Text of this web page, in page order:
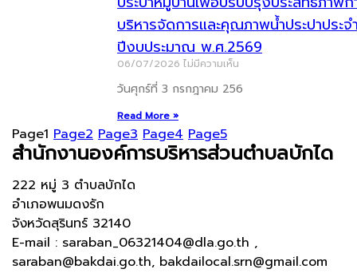
บริหารจัดการและคุณภาพน้ำประปาประจ
ปีงบประมาณ พ.ศ.2569
06/07/2026 ไม่มีความเห็น
วันศุกร์ที่ 3 กรกฎาคม 256
Read More »
Page1 Page2 Page3 Page4 Page5
สำนักงานองค์การบริหารส่วนตำบลบักได
222 หมู่ 3 ตำบลบักได
อำเภอพนมดงรัก
จังหวัดสุรินทร์ 32140
E-mail : saraban_06321404@dla.go.th ,
saraban@bakdai.go.th, bakdailocal.srn@gmail.com